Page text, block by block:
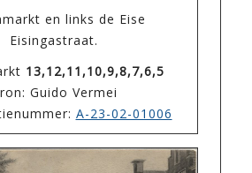
en links de Eise
Eisingastraat.
13,12,11,10,9,8,7,6,5
Guido Vermei
A-23-02-01006